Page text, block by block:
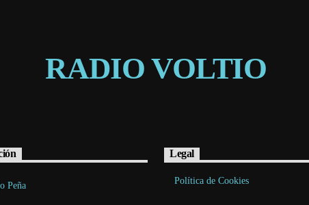
RADIO VOLTIO
Peña
Legal
Política de Cookies